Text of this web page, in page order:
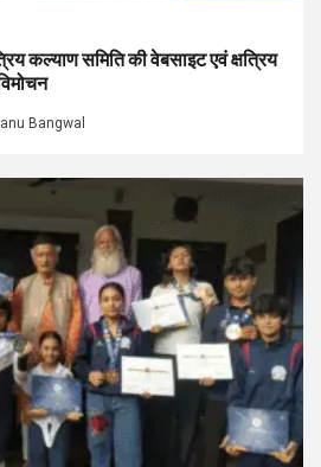
कल्याण समिति की वेबसाइट एवं क्षत्रिय
Bangwal